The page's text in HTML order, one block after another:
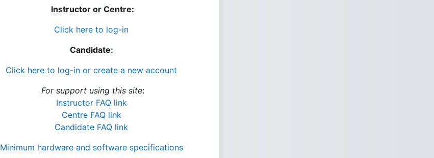
Instructor or Centre:
Click here to log-in
Candidate:
Click here to log-in or create a new account
For support using this site:
Instructor FAQ link
Centre FAQ link
Candidate FAQ link
Minimum hardware and software specifications